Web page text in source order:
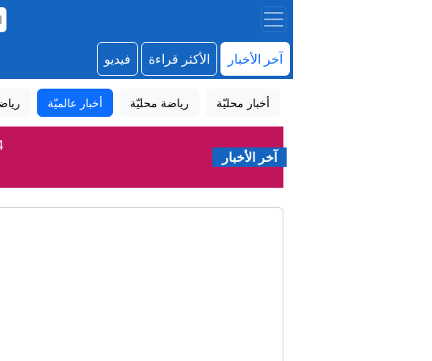
آخر الأخبار الأكثر قراءة فيديو
أخبار محليّة رياضة محليّة أخبار عالميّة
آخر الأخبار